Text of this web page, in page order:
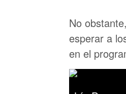
No
esperar a
en el